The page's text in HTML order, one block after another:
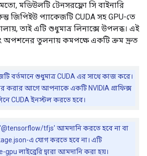
মডিউলটি টেনসরফ্লো সি বাইনারি
কিন্তু জিপিইউ প্যাকেজটি CUDA সহ GPU-তে
তাই এটি শুধুমাত্র লিনাক্সে উপলব্ধ। এই
অপশনের তুলনায় কমপক্ষে একটি ক্রম দ্রুত
বর্তমানে শুধুমাত্র CUDA এর সাথে কাজ করে।
করার আগে আপনাকে একটি NVIDIA গ্রাফিক্স
CUDA ইনস্টল করতে হবে।
tfjs' আমদানি করতে হবে না বা
এ যোগ করতে হবে না। এটি
লাইব্রেরি দ্বারা আমদানি করা হয়।